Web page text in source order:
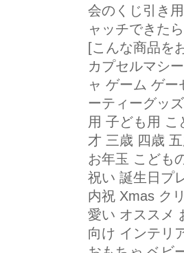
会のくじ引き
ャッチできた
[こんな商品を
カプセルマシ
ャ ゲーム ゲ
ーティーグッ
用 子ども用
才 三歳 四歳
お年玉 こども
祝い 誕生日プ
内祝 Xmas ク
愛い オススメ
向け インテリ